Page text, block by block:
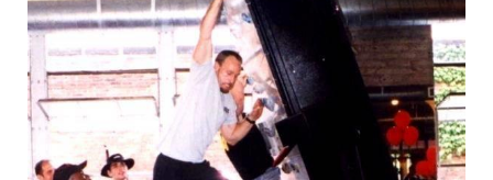
L'ESPERTO RISPONDE